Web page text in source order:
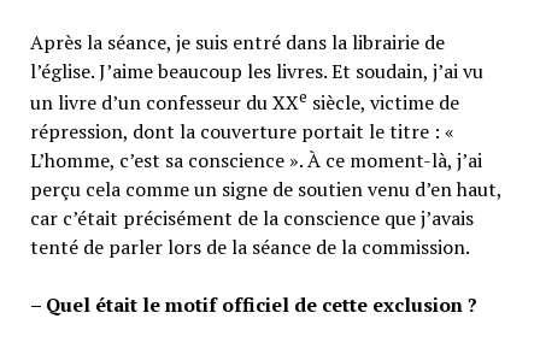
Après la séance, je suis entré dans la librairie de
l’église. J’aime beaucoup les livres. Et soudain, j’ai vu
un livre d’un confesseur du XXe siècle, victime de
répression, dont la couverture portait le titre : «
L’homme, c’est sa conscience ». À ce moment-là, j’ai
perçu cela comme un signe de soutien venu d’en haut,
car c’était précisément de la conscience que j’avais
tenté de parler lors de la séance de la commission.
– Quel était le motif officiel de cette exclusion ?